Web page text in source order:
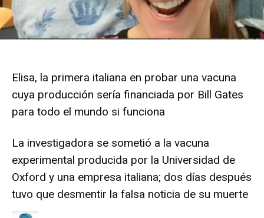
Elisa, la primera italiana en probar una vacuna
cuya producción sería financiada por Bill Gates
para todo el mundo si funciona
La investigadora se sometió a la vacuna
experimental producida por la Universidad de
Oxford y una empresa italiana; dos días después
tuvo que desmentir la falsa noticia de su muerte